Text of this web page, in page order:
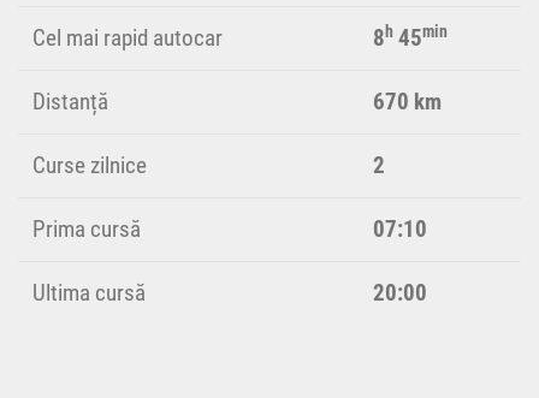
Cel mai rapid autocar 8h 45min
Distanță 670 km
Curse zilnice 2
Prima cursă 07:10
Ultima cursă 20:00